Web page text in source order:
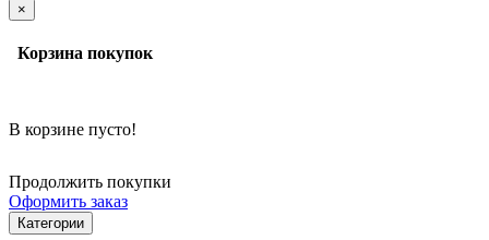
×
Корзина покупок
В корзине пусто!
Продолжить покупки
Оформить заказ
Категории